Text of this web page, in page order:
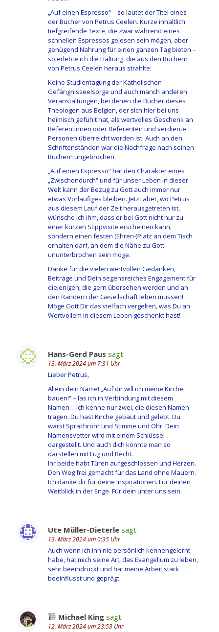
„Auf einen Espresso“ – so lautet der Titel eines
der Bücher von Petrus Ceelen. Kurze inhaltlich
tiefgreifende Texte, die zwar während eines
schnellen Espressos gelesen sein mögen, aber
genügend Nahrung für einen ganzen Tag bieten –
so erlebte ich die Haltung, die aus den Büchern
von Petrus Ceelen heraus strahlte.
Keine Studientagung der Katholischen
Gefängnisseelsorge und auch manch anderen
Veranstaltungen, bei denen die Bücher dieses
Theologen aus Belgien, der sich hier bei uns
heimisch gefühlt hat, als wertvolles Geschenk an
Referentinnen oder Referenten und verdiente
Personen überreicht worden ist. Auch an den
Schriftenständen war die Nachfrage nach seinen
Büchern ungebrochen.
„Auf einen Espresso“ hat den Charakter eines
„Zwischendurch“ und für unser Leben in dieser
Welt kann der Bezug zu Gott auch immer nur
etwas Vorläufiges bleiben. Jetzt aber, wo Petrus
aus diesem Lauf der Zeit herausgetreten ist,
wünsche ich ihm, dass er bei Gott nicht nur zu
einer kurzen Stippvisite erscheinen kann,
sondern einen festen (Ehren-)Platz an dem Tisch
erhalten darf, an dem die Nähe zu Gott
ununterbrochen sein möge.
Danke für die vielen wertvollen Gedanken,
Beiträge und Dein segensreiches Engagement für
diejenigen, die gern übersehen werden und an
den Rändern der Gesellschaft leben müssen!
Möge Gott Dir das vielfach vergelten, was Du an
Wertvollem in diesem Leben geschenkt hast!
Hans-Gerd Paus sagt:
13. März 2024 um 7:31 Uhr
Lieber Petrus,
Allein dein Name! „Auf dir will ich meine Kirche
bauen!“ – las ich in Verbindung mit diesem
Namen… Ich kenne nur zwei, die diesen Namen
tragen. Du hast Kirche gebaut und gelebt. Du
warst Sprachrohr und Stimme und Ohr. Dein
Namensvetter wird mit einem Schlüssel
dargestellt. Und auch dich könnte man so
darstellen mit Fug und Recht.
Ihr beide habt Türen aufgeschlossen und Herzen.
Den Weg frei gemacht für das Land ohne Mauern.
Ich danke dir für deine Inspirationen. Für deinen
Weitblick in der Enge. Für dein unter uns sein.
Ute Müller-Dieterle sagt:
13. März 2024 um 0:35 Uhr
Auch wenn ich ihn nie persönlich kennengelernt
habe, hat mich seine Art, das Evangelium zu leben,
sehr beeindruckt und hat meine Arbeit stark
beeinflusst und geprägt.
Michael King sagt:
12. März 2024 um 23:53 Uhr